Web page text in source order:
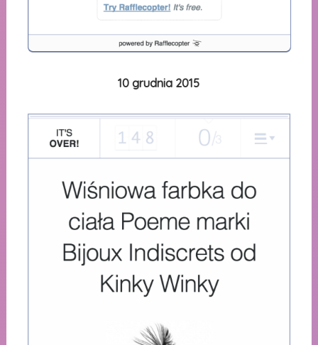
10 grudnia 2015